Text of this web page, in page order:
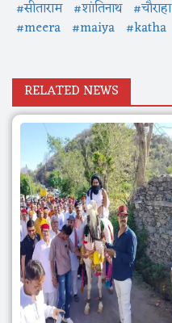
#सीताराम #शांतिनाथ #चौराहा
#meera #maiya #katha
RELATED NEWS